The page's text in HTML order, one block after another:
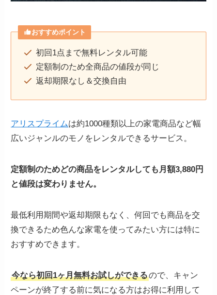
おすすめポイント
初回1点まで無料レンタル可能
定額制のため全商品の値段が同じ
返却期限なし＆交換自由
アリスプライムは約1000種類以上の家電商品など幅
広いジャンルのモノをレンタルできるサービス。
定額制のためどの商品をレンタルしても月額3,880円
と値段は変わりません。
最低利用期間や返却期限もなく、何回でも商品を交
換できるため色んな家電を使ってみたい方には特に
おすすめできます。
今なら初回1ヶ月無料お試しができるので、キャン
ペーンが終了する前に気になる方はお得に利用して